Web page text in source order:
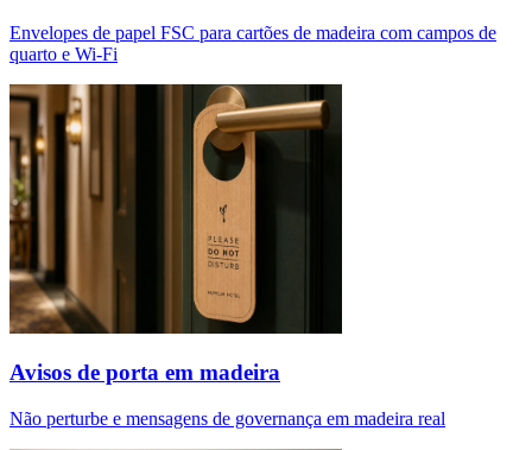
Envelopes de papel FSC para cartões de madeira com campos de
quarto e Wi-Fi
Avisos de porta em madeira
Não perturbe e mensagens de governança em madeira real